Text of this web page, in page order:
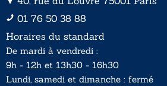
01 76 50 38 88
Horaires du standard
De mardi à vendredi :
9h - 12h et 13h30 - 16h30
Lundi, samedi et dimanche : fermé